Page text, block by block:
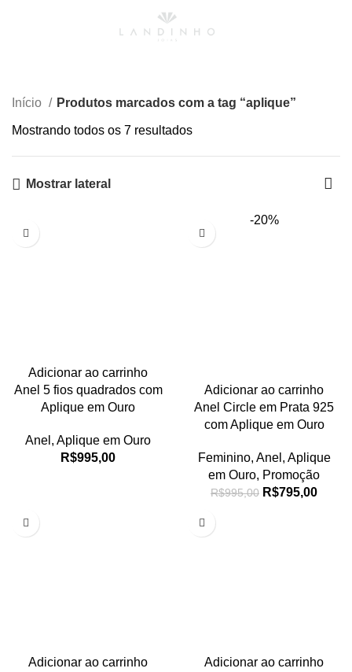
Início Produtos marcados com a tag “aplique”
Mostrando todos os 7 resultados
Mostrar lateral
Adicionar ao carrinho
Anel 5 fios quadrados com
Aplique em Ouro
Anel , Aplique em Ouro
R$995,00
-20%
Adicionar ao carrinho
Anel Circle em Prata 925
com Aplique em Ouro
Feminino, Anel , Aplique
em Ouro, Promoção
R$995,00 R$795,00
Adicionar ao carrinho
Adicionar ao carrinho